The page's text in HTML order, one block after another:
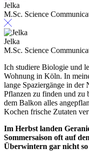
Jelka
M.Sc. Science
Jelka
M.Sc. Science
Ich studiere Biologie und
Wohnung in Köln. In
lange Spaziergänge in der
Pflanzen zu finden und zu
dem Balkon alles
Kochen frische Zutaten
Im Herbst landen
Sommersaison oft auf
Überwintern gar nicht